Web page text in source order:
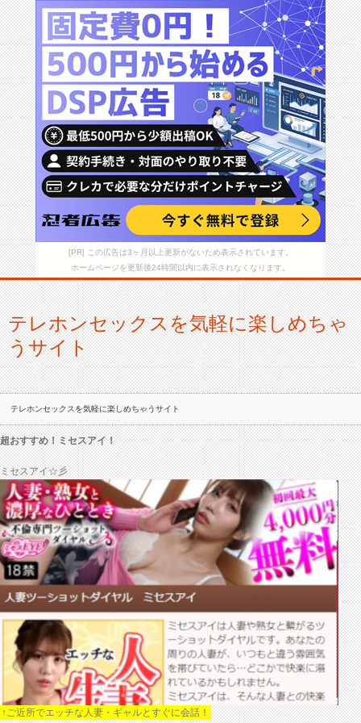
[PR] この広告は3ヶ月以上更新がないため表示されています。
ホームページを更新後24時間以内に表示されなくなります。
テレホンセックスを気軽に楽しめちゃ
うサイト
テレホンセックスを気軽に楽しめちゃうサイト
超おすすめ！ミセスアイ！
ミセスアイ☆彡
↑ご近所でエッチな人妻・ギャルとすぐに会話！